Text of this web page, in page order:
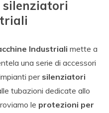
Industriali mette a
una serie di accessori
persilenziatori
tubazioni dedicate allo
le protezioni per